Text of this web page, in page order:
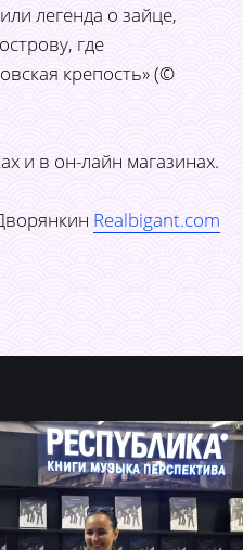
легенда о зайце,
где
крепость» (©
и в он-лайн магазинах.
Realbigant.com